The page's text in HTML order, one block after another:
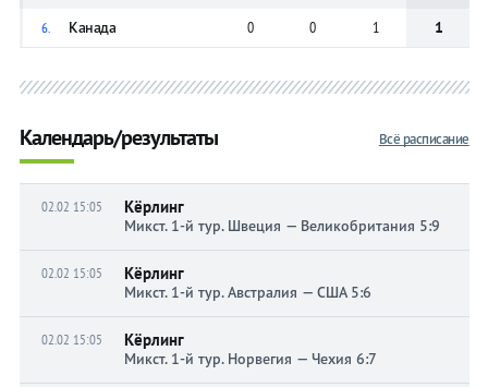
6. Канада 0 0 1 1
Всё расписание
Календарь/результаты
02.02 15:05 Кёрлинг
Микст. 1-й тур. Швеция — Великобритания 5:9
02.02 15:05 Кёрлинг
Микст. 1-й тур. Австралия — США 5:6
02.02 15:05 Кёрлинг
Микст. 1-й тур. Норвегия — Чехия 6:7